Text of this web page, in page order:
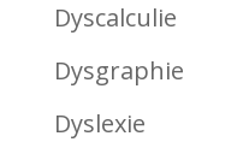
Dyscalculie
Dysgraphie
Dyslexie